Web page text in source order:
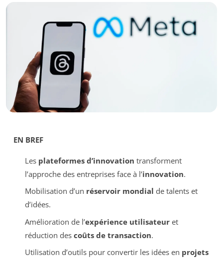
EN BREF
Les plateformes d’innovation transforment
l’approche des entreprises face à l’innovation.
Mobilisation d’un réservoir mondial de talents et
d’idées.
Amélioration de l’expérience utilisateuret
réduction des coûts de transaction.
Utilisation d’outils pour convertir les idées en projets